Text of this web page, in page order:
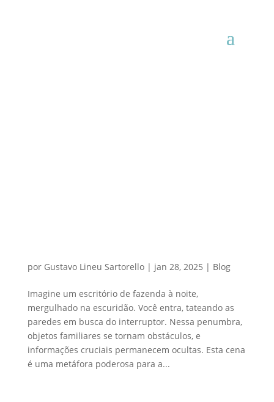
por Gustavo Lineu Sartorello| jan 28, 2025 | Blog
Imagine um escritório de fazenda à noite,
mergulhado na escuridão. Você entra, tateando as
paredes em busca do interruptor. Nessa penumbra,
objetos familiares se tornam obstáculos, e
informações cruciais permanecem ocultas. Esta cena
é uma metáfora poderosa para a...